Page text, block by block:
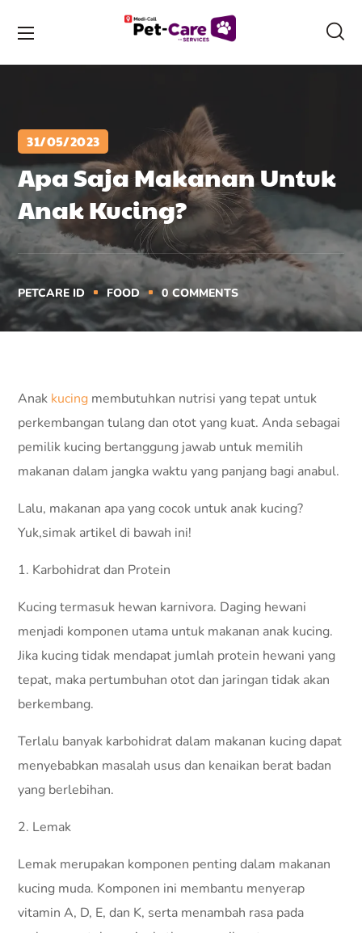
31/05/2023
Apa Saja Makanan Untuk
Anak Kucing?
PETCARE ID FOOD 0 COMMENTS
Anak kucing membutuhkan nutrisi yang tepat untuk
perkembangan tulang dan otot yang kuat. Anda sebagai
pemilik kucing bertanggung jawab untuk memilih
makanan dalam jangka waktu yang panjang bagi anabul.
Lalu, makanan apa yang cocok untuk anak kucing?
Yuk,simak artikel di bawah ini!
1. Karbohidrat dan Protein
Kucing termasuk hewan karnivora. Daging hewani
menjadi komponen utama untuk makanan anak kucing.
Jika kucing tidak mendapat jumlah protein hewani yang
tepat, maka pertumbuhan otot dan jaringan tidak akan
berkembang.
Terlalu banyak karbohidrat dalam makanan kucing dapat
menyebabkan masalah usus dan kenaikan berat badan
yang berlebihan.
2. Lemak
Lemak merupakan komponen penting dalam makanan
kucing muda. Komponen ini membantu menyerap
vitamin A, D, E, dan K, serta menambah rasa pada